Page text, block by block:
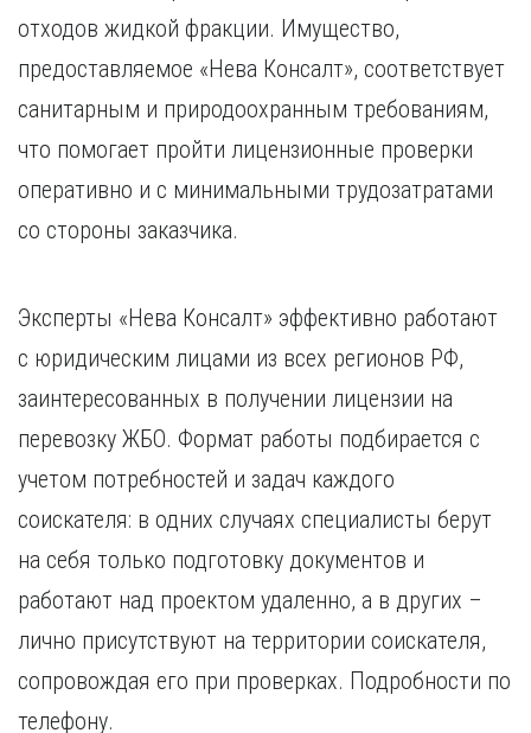
отходов жидкой фракции. Имущество,
предоставляемое «Нева Консалт», соответствует
санитарным и природоохранным требованиям,
что помогает пройти лицензионные проверки
оперативно и с минимальными трудозатратами
со стороны заказчика.
Эксперты «Нева Консалт» эффективно работают
с юридическим лицами из всех регионов РФ,
заинтересованных в получении лицензии на
перевозку ЖБО. Формат работы подбирается с
учетом потребностей и задач каждого
соискателя: в одних случаях специалисты берут
на себя только подготовку документов и
работают над проектом удаленно, а в других –
лично присутствуют на территории соискателя,
сопровождая его при проверках. Подробности по
телефону.